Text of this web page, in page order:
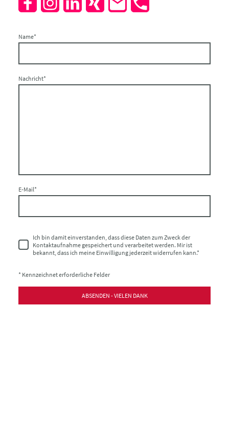
Name*
Nachricht*
E-Mail*
Ich bin damit einverstanden, dass diese Daten zum Zweck der
Kontaktaufnahme gespeichert und verarbeitet werden. Mir ist
bekannt, dass ich meine Einwilligung jederzeit widerrufen kann.*
* Kennzeichnet erforderliche Felder
ABSENDEN - VIELEN DANK